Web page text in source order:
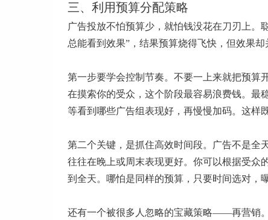
三、利用预算分配策略
广告投放不怕预算少，就怕钱没花在刀刃上。
总能看到效果”，结果预算烧得飞快，但效果
第一步要学会控制节奏。不要一上来就把预算
在摸索你的受众，这个阶段最容易浪费钱。最
等看到哪些广告组表现好，再慢慢加码。这样
第二个关键，是抓住高效时间段。广告不是全
往往在晚上或周末表现更好。你可以根据受众
到全天。哪怕是同样的预算，只要时间选对，
还有一个被很多人忽略的宝藏策略——再营销